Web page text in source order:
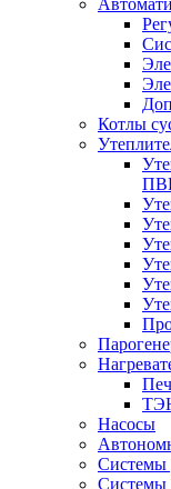
Котлы
Насосы
Системы
Системы